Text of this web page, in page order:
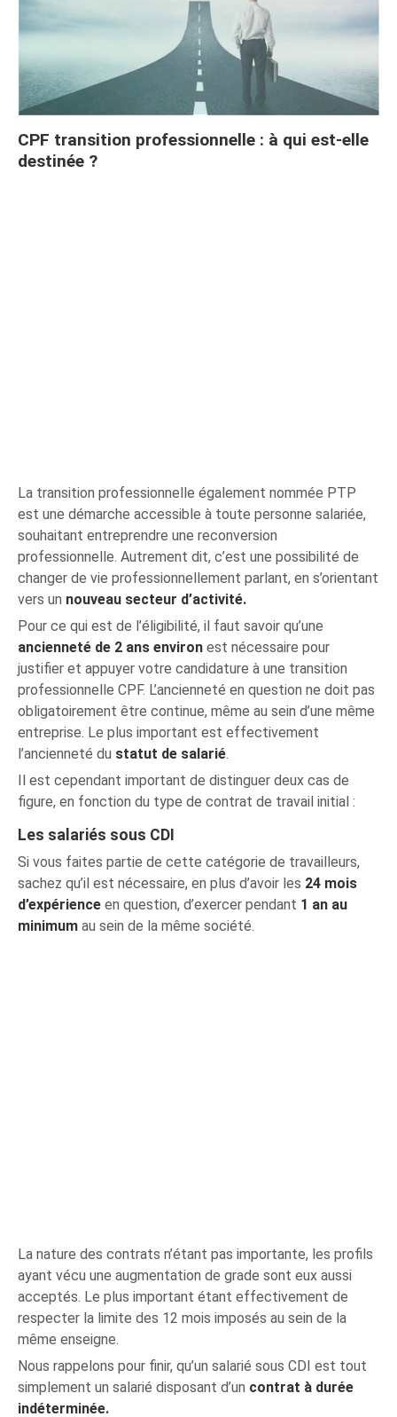
CPF transition professionnelle : à qui est-elle
destinée ?
La transition professionnelle également nommée PTP
est une démarche accessible à toute personne salariée,
souhaitant entreprendre une reconversion
professionnelle. Autrement dit, c’est une possibilité de
changer de vie professionnellement parlant, en s’orientant
vers un nouveau secteur d’activité.
Pour ce qui est de l’éligibilité, il faut savoir qu’une
ancienneté de 2 ans environest nécessaire pour
justifier et appuyer votre candidature à une transition
professionnelle CPF. L’ancienneté en question ne doit pas
obligatoirement être continue, même au sein d’une même
entreprise. Le plus important est effectivement
l’ancienneté du statut de salarié.
Il est cependant important de distinguer deux cas de
figure, en fonction du type de contrat de travail initial :
Les salariés sous CDI
Si vous faites partie de cette catégorie de travailleurs,
sachez qu’il est nécessaire, en plus d’avoir les 24 mois
d’expérience en question, d’exercer pendant 1 an au
minimum au sein de la même société.
La nature des contrats n’étant pas importante, les profils
ayant vécu une augmentation de grade sont eux aussi
acceptés. Le plus important étant effectivement de
respecter la limite des 12 mois imposés au sein de la
même enseigne.
Nous rappelons pour finir, qu’un salarié sous CDI est tout
simplement un salarié disposant d’un contrat à durée
indéterminée.